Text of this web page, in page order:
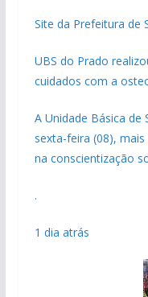
Site da Prefeitura de
UBS do Prado
cuidados com a
A Unidade Básica de
sexta-feira (08),
na conscientização
.
1 dia atrás